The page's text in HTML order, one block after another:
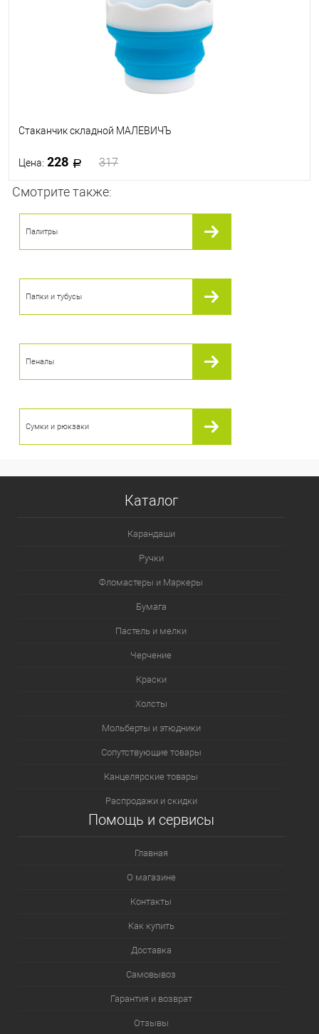
Стаканчик складной МАЛЕВИЧЪ
Цена: 228 317
В наличии
Смотрите также:
Палитры
Папки и тубусы
Пеналы
Сумки и рюкзаки
Каталог
Карандаши
Ручки
Фломастеры и Маркеры
Бумага
Пастель и мелки
Черчение
Краски
Холсты
Мольберты и этюдники
Сопутствующие товары
Канцелярские товары
Распродажи и скидки
Помощь и сервисы
Главная
О магазине
Контакты
Как купить
Доставка
Самовывоз
Гарантия и возврат
Отзывы